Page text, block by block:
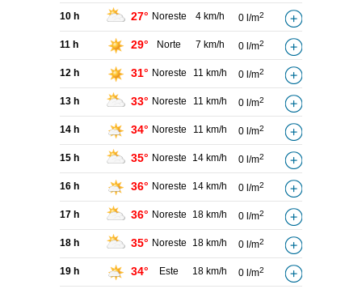
10 h 27° Noreste 4 km/h 0 l/m2
11 h 29° Norte 7 km/h 0 l/m2
12 h 31° Noreste 11 km/h 0 l/m2
13 h 33° Noreste 11 km/h 0 l/m2
14 h 34° Noreste 11 km/h 0 l/m2
15 h 35° Noreste 14 km/h 0 l/m2
16 h 36° Noreste 14 km/h 0 l/m2
17 h 36° Noreste 18 km/h 0 l/m2
18 h 35° Noreste 18 km/h 0 l/m2
19 h 34° Este 18 km/h 0 l/m2